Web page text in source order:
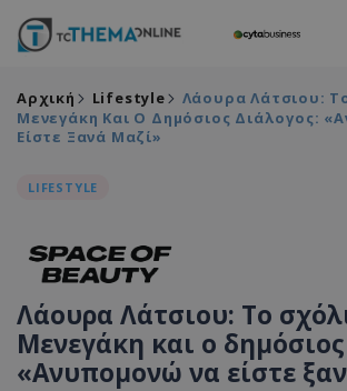
Αρχική Lifestyle
Λάουρα Λάτσιου:
Μενεγάκη Και Ο Δημόσιος Διάλογος:
Είστε Ξανά Μαζί»
LIFESTYLE
Λάουρα Λάτσιου: Το
Μενεγάκη και ο
«Ανυπομονώ να είστε